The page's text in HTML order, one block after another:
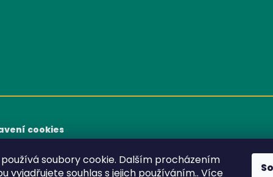
soubory cookie. Dalším procházením
vyjadřujete souhlas s jejich používáním.. Více
cookies